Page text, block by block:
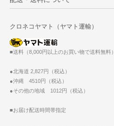
クロネコヤマト（ヤマト運輸）
■送料（8,000円以上のお買い物で送料無料）
●北海道 2,827円（税込）
●沖縄 4510円（税込）
●その他の地域 1012円（税込）
■お届け配送時間帯指定